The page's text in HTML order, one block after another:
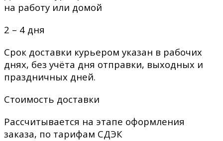
на работу или домой
2 – 4 дня
Срок доставки курьером указан в рабочих
днях, без учёта дня отправки, выходных и
праздничных дней.
Стоимость доставки
Рассчитывается на этапе оформления
заказа, по тарифам СДЭК